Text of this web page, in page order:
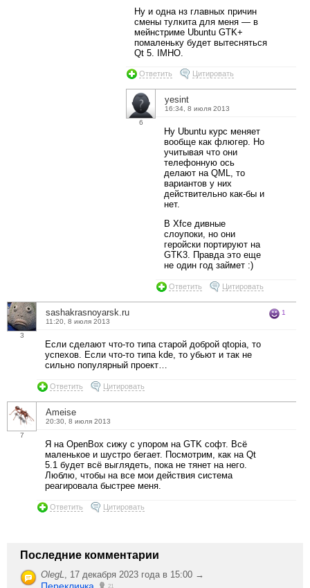
Ну и одна нз главных причин
смены тулкита для меня — в
мейнстриме Ubuntu GTK+
помаленьку будет вытесняться
Qt 5. IMHO.
Ответить Цитировать
6
yesint
16:34, 8 июля 2013
Ну Ubuntu курс меняет
вообще как флюгер. Но
учитывая что они
телефонную ось
делают на QML, то
вариантов у них
действительно как-бы и
нет.
В Xfce дивные
слоупоки, но они
геройски портируют на
GTK3. Правда это еще
не один год займет :)
Ответить Цитировать
3
sashakrasnoyarsk.ru
11:20, 8 июля 2013
1
Если сделают что-то типа старой доброй qtopia, то
успехов. Если что-то типа kde, то убьют и так не
сильно популярный проект…
Ответить Цитировать
7
Ameise
20:30, 8 июля 2013
Я на OpenBox сижу с упором на GTK софт. Всё
маленькое и шустро бегает. Посмотрим, как на Qt
5.1 будет всё выглядеть, пока не тянет на него.
Люблю, чтобы на все мои действия система
реагировала быстрее меня.
Ответить Цитировать
Последние комментарии
OlegL 17 декабря 2023 года в 15:00 →
Перекличка 21